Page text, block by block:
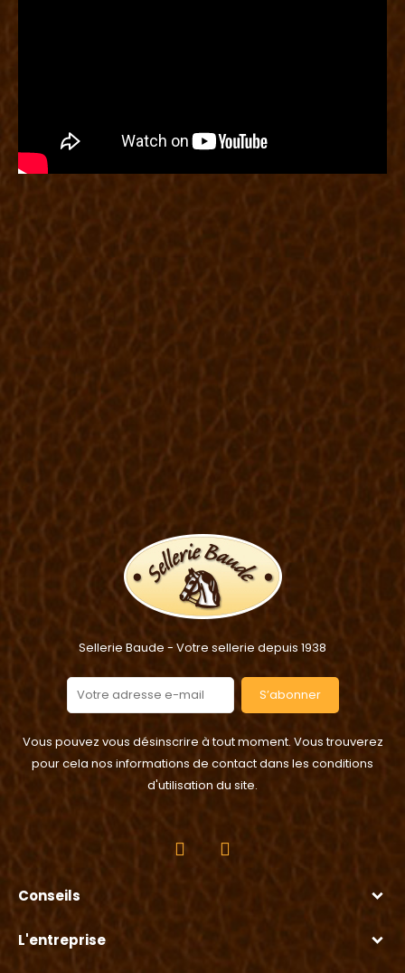
Sellerie Baude - Votre sellerie depuis 1938
S’abonner
Vous pouvez vous désinscrire à tout moment. Vous trouverez
pour cela nos informations de contact dans les conditions
d'utilisation du site.
Conseils
L'entreprise